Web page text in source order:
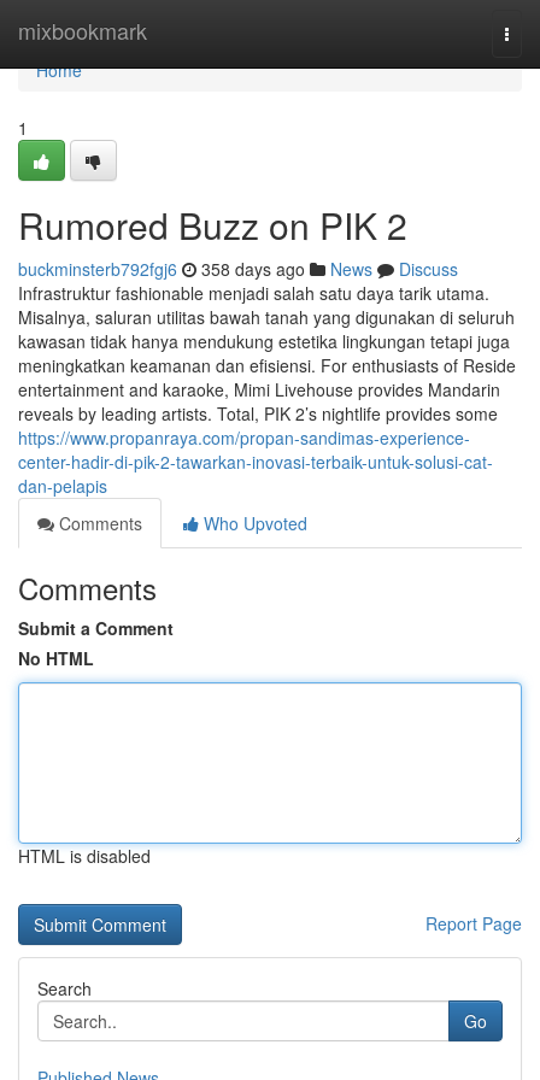
mixbookmark
Home
Home
1
Rumored Buzz on PIK 2
buckminsterb792fgj6 358 days ago News
Discuss
Infrastruktur fashionable menjadi salah satu daya tarik utama.
Misalnya, saluran utilitas bawah tanah yang digunakan di seluruh
kawasan tidak hanya mendukung estetika lingkungan tetapi juga
meningkatkan keamanan dan efisiensi. For enthusiasts of Reside
entertainment and karaoke, Mimi Livehouse provides Mandarin
reveals by leading artists. Total, PIK 2’s nightlife provides some
https://www.propanraya.com/propan-sandimas-experience-
center-hadir-di-pik-2-tawarkan-inovasi-terbaik-untuk-solusi-cat-
dan-pelapis
Comments
Who Upvoted
Comments
Submit a Comment
No HTML
HTML is disabled
Report Page
Search
Go